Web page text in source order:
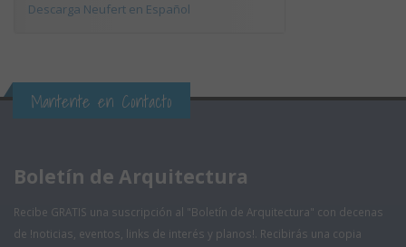
Descarga Neufert en Español
Mantente en Contacto
Boletín de Arquitectura
Recibe GRATIS una suscripción al "Boletín de Arquitectura" con decenas
de !noticias, eventos, links de interés y planos!. Recibirás una copia